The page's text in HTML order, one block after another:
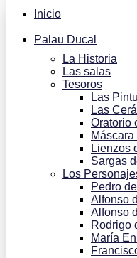
Inicio
Palau Ducal
La Historia
Las salas
Tesoros
Las
Las
Oratorio
Lienzos
Sargas
Los
Pedro
Alfonso
Alfonso
Rodrigo
María